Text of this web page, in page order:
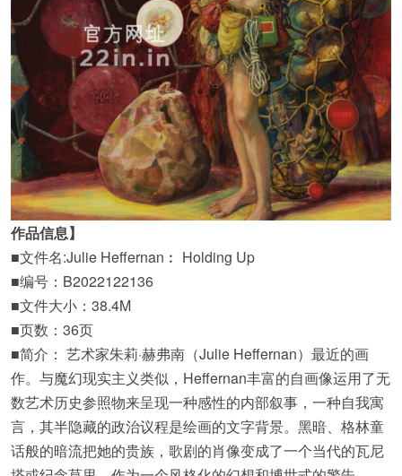
作品信息】
■文件名:Julie Heffernan︰ Holding Up
■编号：B2022122136
■文件大小：38.4M
■页数：36页
■简介： 艺术家朱莉·赫弗南（Julie Heffernan）最近的画
作。与魔幻现实主义类似，Heffernan丰富的自画像运用了无
数艺术历史参照物来呈现一种感性的内部叙事，一种自我寓
言，其半隐藏的政治议程是绘画的文字背景。黑暗、格林童
话般的暗流把她的贵族，歌剧的肖像变成了一个当代的瓦尼